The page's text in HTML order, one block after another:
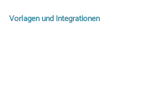
Vorlagen und Integrationen